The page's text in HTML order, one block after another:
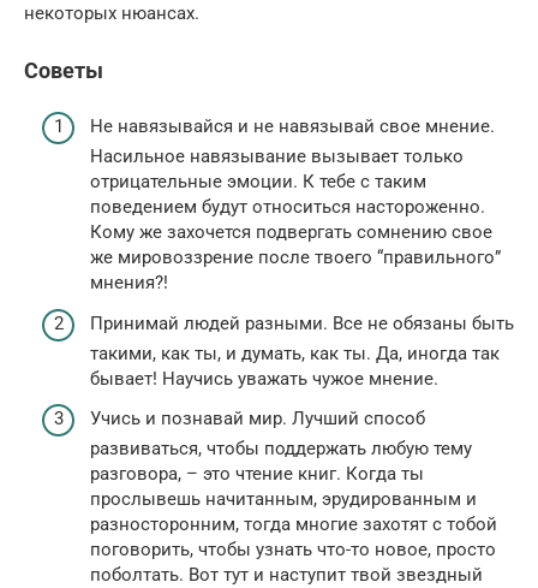
некоторых нюансах.
Советы
Не навязывайся и не навязывай свое мнение.
Насильное навязывание вызывает только
отрицательные эмоции. К тебе с таким
поведением будут относиться настороженно.
Кому же захочется подвергать сомнению свое
же мировоззрение после твоего “правильного”
мнения?!
Принимай людей разными. Все не обязаны быть
такими, как ты, и думать, как ты. Да, иногда так
бывает! Научись уважать чужое мнение.
Учись и познавай мир. Лучший способ
развиваться, чтобы поддержать любую тему
разговора, – это чтение книг. Когда ты
прослывешь начитанным, эрудированным и
разносторонним, тогда многие захотят с тобой
поговорить, чтобы узнать что-то новое, просто
поболтать. Вот тут и наступит твой звездный